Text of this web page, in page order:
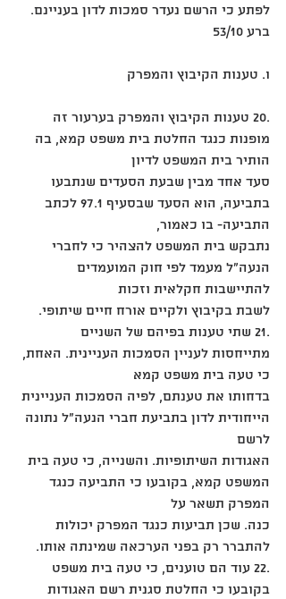
לפתע כי הרשם נעדר סמכות לדון בעניינם.
ברע 53/10
ו. טענות הקיבוץ והמפרק
.20 טענות הקיבוץ והמפרק בערעור זה
מופנות כנגד החלטת בית משפט קמא, בה
הותיר בית המשפט לדיון
סעד אחד מבין שבעת הסעדים שנתבעו
בתביעה, הוא הסעד שבסעיף 97.1 לכתב
התביעה- בו כאמור,
נתבקש בית המשפט להצהיר כי לחברי
הנעה"ל מעמד לפי חוק המועמדים
להתיישבות חקלאית וזכות
לשבת בקיבוץ ולקיים אורח חיים שיתופי.
.21 שתי טענות בפיהם של השניים
מתייחסות לעניין הסמכות העניינית. האחת,
כי טעה בית משפט קמא
בדחותו את טענתם, לפיה הסמכות העניינית
הייחודית לדון בתביעת חברי הנעה"ל נתונה
לרשם
האגודות השיתופיות. והשנייה, כי טעה בית
המשפט קמא, בקובעו כי התביעה כנגד
המפרק תשאר על
כנה. שכן תביעות כנגד המפרק יכולות
להתברר רק בפני הערכאה שמינתה אותו.
.22 עוד הם טוענים, כי טעה בית משפט
בקובעו כי החלטת סגנית רשם האגודות